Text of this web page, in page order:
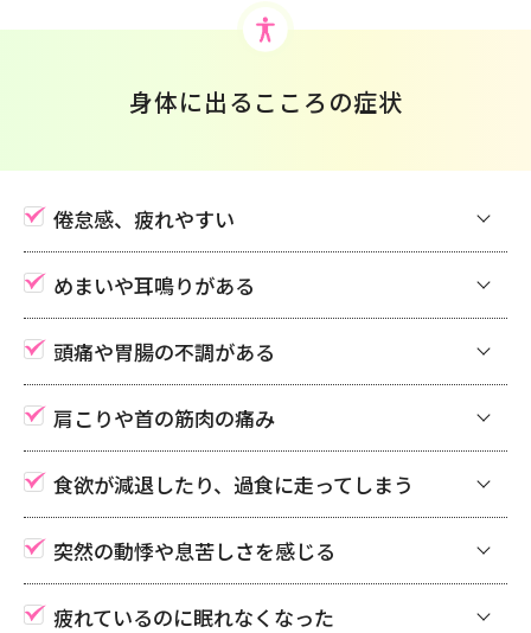
身体に出るこころの症状
倦怠感、疲れやすい
めまいや耳鳴りがある
頭痛や胃腸の不調がある
肩こりや首の筋肉の痛み
食欲が減退したり、過食に走ってしまう
突然の動悸や息苦しさを感じる
疲れているのに眠れなくなった